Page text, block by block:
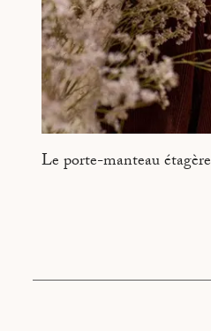
Le porte-manteau étagère